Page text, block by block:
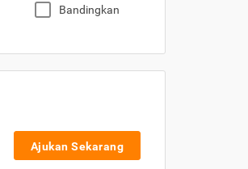
Bandingkan
Ajukan Sekarang